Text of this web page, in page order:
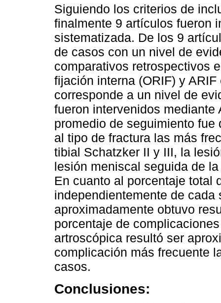
Siguiendo los criterios de
finalmente 9 artículos fueron
sistematizada. De los 9
de casos con un nivel de
comparativos retrospectivos
fijación interna (ORIF) y
corresponde a un nivel de
fueron intervenidos
promedio de seguimiento
al tipo de fractura las más
tibial Schatzker II y III, la
lesión meniscal seguida de
En cuanto al porcentaje total
independientemente de
aproximadamente obtuvo
porcentaje de
artroscópica resultó ser
complicación más frecuente
casos.
Conclusiones: